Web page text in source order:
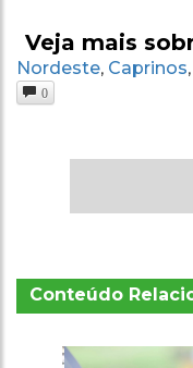
Veja mais
Nordeste, Caprinos,
0
Conteúdo